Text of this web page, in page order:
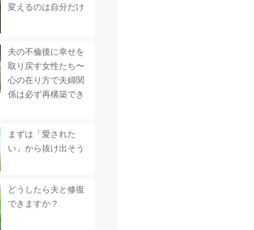
変えるのは自分だけ
夫の不倫後に幸せを
取り戻す女性たち〜
心の在り方で夫婦関
係は必ず再構築でき
まずは「愛された
い」から抜け出そう
どうしたら夫と修復
できますか？